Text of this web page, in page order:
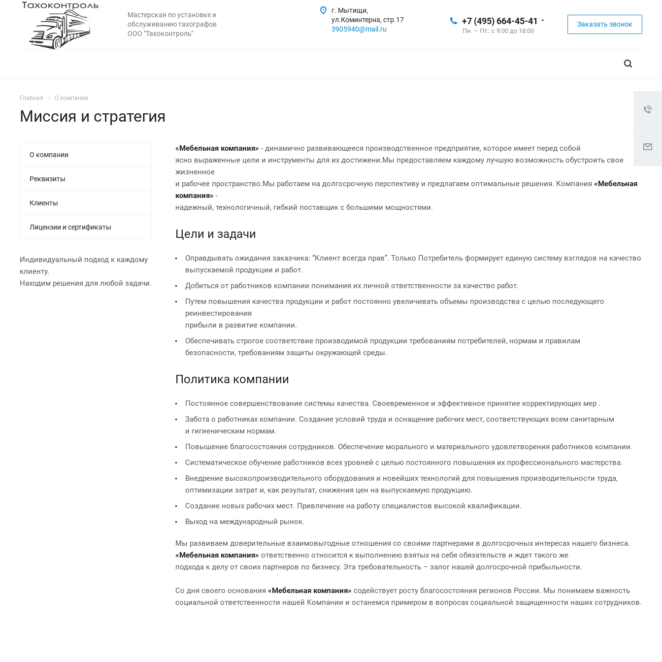
Мастерская по установке и
обслуживанию тахографов
ООО "Тахоконтроль"
+7 (495) 664-45-41
Пн. – Пт.: с 9:00 до 18:00
Заказать звонок
г. Мытищи,
ул.Коминтерна, стр.17
3905940@mail.ru
Главная О компании
Миссия и стратегия
«Мебельная компания» - динамично развивающееся производственное предприятие, которое имеет перед собой
ясно выраженные цели и инструменты для их достижени.Мы предоставляем каждому лучшую возможность обустроить свое
жизненное
и рабочее пространство.Мы работаем на долгосрочную перспективу и предлагаем оптимальные решения. Компания «Мебельная
компания» -
надежный, технологичный, гибкий поставщик с большими мощностями.
Цели и задачи
Оправдывать ожидания заказчика: “Клиент всегда прав”. Только Потребитель формирует единую систему взглядов на качество
выпускаемой продукции и работ.
Добиться от работников компании понимания их личной ответственности за качество работ.
Путем повышения качества продукции и работ постоянно увеличивать объемы производства с целью последующего
реинвестирования
прибыли в развитие компании.
Обеспечивать строгое соответствие производимой продукции требованиям потребителей, нормам и правилам
безопасности, требованиям защиты окружающей среды.
Политика компании
Постоянное совершенствование системы качества. Своевременное и эффективное принятие корректирующих мер .
Забота о работниках компании. Создание условий труда и оснащение рабочих мест, соответствующих всем санитарным
и гигиеническим нормам.
Повышение благосостояния сотрудников. Обеспечение морального и материального удовлетворения работников компании.
Систематическое обучение работников всех уровней с целью постоянного повышения их профессионального мастерства.
Внедрение высокопроизводительного оборудования и новейших технологий для повышения производительности труда,
оптимизации затрат и, как результат, снижения цен на выпускаемую продукцию.
Создание новых рабочих мест. Привлечение на работу специалистов высокой квалификации.
Выход на международный рынок.
Мы развиваем доверительные взаимовыгодные отношения со своими партнерами в долгосрочных интересах нашего бизнеса.
«Мебельная компания» ответственно относится к выполнению взятых на себя обязательств и ждет такого же
подхода к делу от своих партнеров по бизнесу. Эта требовательность – залог нашей долгосрочной прибыльности.
Со дня своего основания «Мебельная компания» содействует росту благосостояния регионов России. Мы понимаем важность
социальной ответственности нашей Компании и останемся примером в вопросах социальной защищенности наших сотрудников.
О компании
Реквизиты
Клиенты
Лицензии и сертификаты
Индивидуальный подход к каждому
клиенту.
Находим решения для любой задачи.